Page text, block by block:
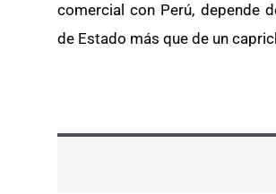
comercial con Perú, depende
de Estado más que de un